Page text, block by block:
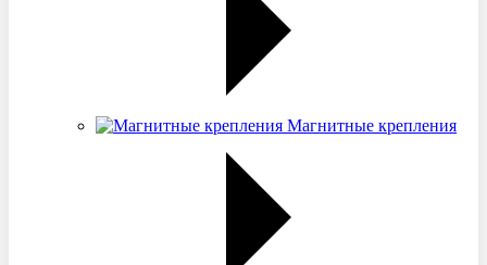
Магнитные крепления